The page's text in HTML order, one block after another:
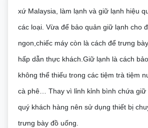
xứ Malaysia, làm lạnh và giữ lạnh hiệu
các loại. Vừa để bảo quản giữ lạnh cho
ngon,chiếc máy còn là cách để trưng
hấp dẫn thực khách.Giữ lạnh là cách
không thể thiếu trong các tiệm trà tiệm
cà phê… Thay vì lỉnh kỉnh bình chứa giữ
quý khách hàng nên sử dụng thiết bị
trưng bày đồ uống.